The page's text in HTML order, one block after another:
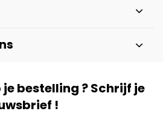
bestelling ? Schrijf je
!